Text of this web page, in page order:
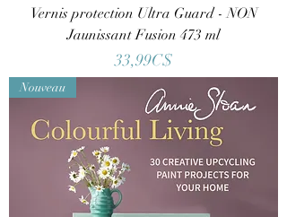
Vernis protection Ultra Guard - NON
Jaunissant Fusion 473 ml
Price
33,99C$
Nouveau